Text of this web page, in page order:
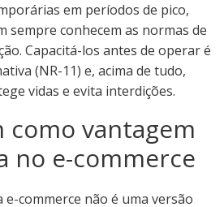
em períodos de pico,
sempre conhecem as normas de
Capacitá-los antes de operar é
(NR-11) e, acima de tudo,
vidas e evita interdições.
como vantagem
no e-commerce
commerce não é uma versão